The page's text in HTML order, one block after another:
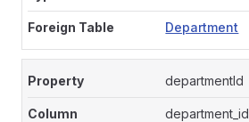
Department
departmentId
department_id